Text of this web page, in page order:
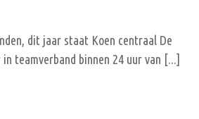
dit jaar staat Koen centraal De
teamverband binnen 24 uur van [...]